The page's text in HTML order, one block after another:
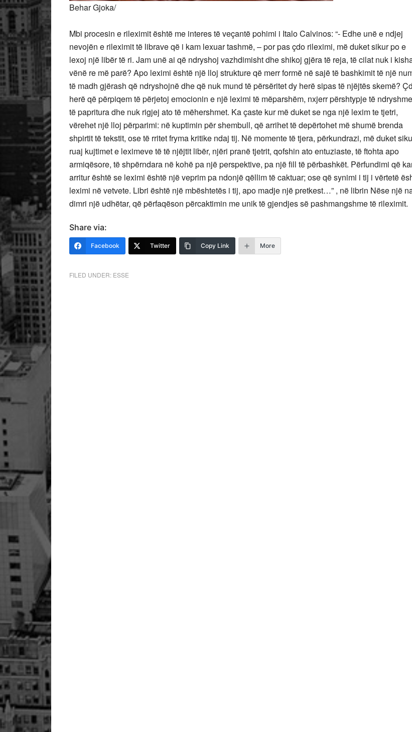
Behar Gjoka/
Mbi procesin e rileximit është me interes të veçantë pohimi i Italo Calvinos: “- Edhe unë e ndjej
nevojën e rileximit të librave që i kam lexuar tashmë, – por pas çdo rileximi, më duket sikur po e
lexoj një libër të ri. Jam unë ai që ndryshoj vazhdimisht dhe shikoj gjëra të reja, të cilat nuk i
vënë re më parë? Apo leximi është një lloj strukture që merr formë në sajë të bashkimit të një
të madh gjërash që ndryshojnë dhe që nuk mund tëpërsëritet dy herë sipas të njëjtës skemë?
herë që përpiqem të përjetoj emocionin e një leximi të mëparshëm, nxjerr përshtypje të
të papritura dhe nuk rigjej ato të mëhershmet. Ka çaste kur më duket se nga një lexim te tjetri,
vërehet një lloj përparimi: në kuptimin për shembull, që arrihet të depërtohet më shumë brenda
shpirtit të tekstit, ose të rritet fryma kritike ndaj tij. Në momente të tjera, përkundrazi, më duket
ruaj kujtimet e leximeve të të njëjtit libër, njëri pranë tjetrit, qofshin ato entuziaste, të ftohta apo
armiqësore, të shpërndara në kohë pa një perspektive, pa një fill të përbashkët. Përfundimi që
arritur është se leximi është një veprim pa ndonjë qëllim të caktuar; ose që synimi i tij i vërtetë
leximi në vetvete. Libri është një mbështetës i tij, apo madje një pretkest…” , në librin Nëse një
dimri një udhëtar, që përfaqëson përcaktimin me unik të gjendjes së pashmangshme të rileximit.
Share via:
Facebook Twitter Copy Link More
FILED UNDER: ESSE